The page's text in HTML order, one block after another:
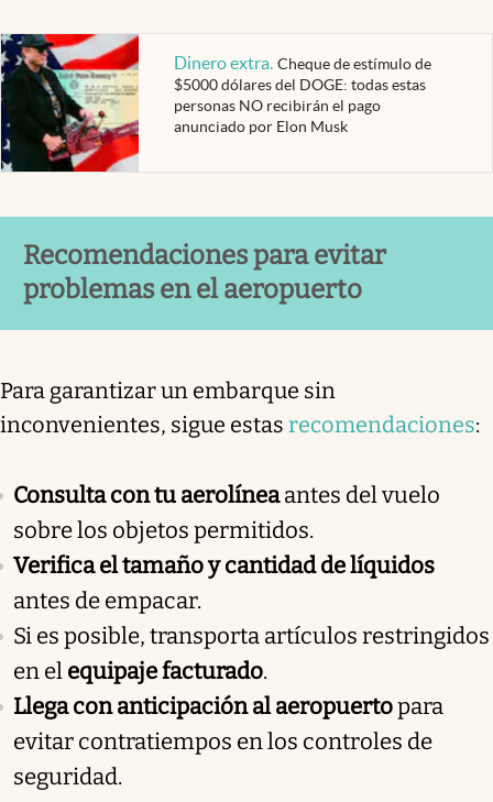
Dinero extra. Cheque de estímulo de
$5000 dólares del DOGE: todas estas
personas NO recibirán el pago
anunciado por Elon Musk
Recomendaciones para evitar
problemas en el aeropuerto
Para garantizar un embarque sin
inconvenientes, sigue estas recomendaciones:
Consulta con tu aerolíneaantes del vuelo
sobre los objetos permitidos.
Verifica el tamaño y cantidad de líquidos
antes de empacar.
Si es posible, transporta artículos restringidos
en el equipaje facturado.
Llega con anticipación al aeropuertopara
evitar contratiempos en los controles de
seguridad.